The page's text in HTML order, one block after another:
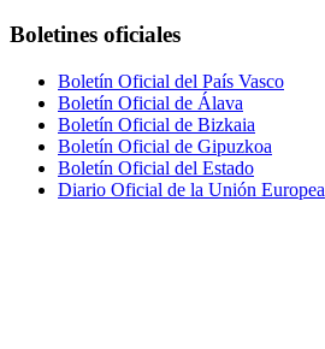
Boletines oficiales
Boletín Oficial del País Vasco
Boletín Oficial de Álava
Boletín Oficial de Bizkaia
Boletín Oficial de Gipuzkoa
Boletín Oficial del Estado
Diario Oficial de la Unión Europea